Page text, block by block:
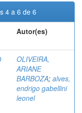
4 a 6 de 6
Autor(es)
OLIVEIRA,
ARIANE
BARBOZA; alves,
endrigo gabellini
leonel